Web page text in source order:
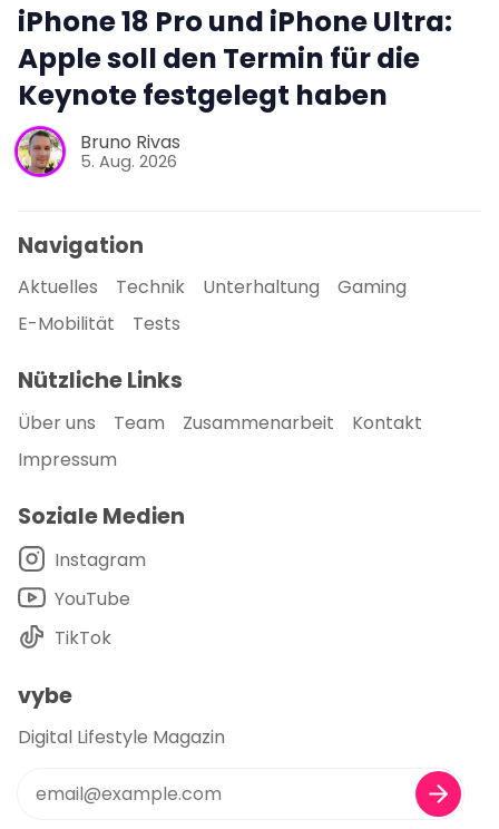
iPhone 18 Pro und iPhone Ultra:
Apple soll den Termin für die
Keynote festgelegt haben
Bruno Rivas
5. Aug. 2026
Navigation
Aktuelles Technik Unterhaltung
Gaming
E-Mobilität
Tests
Nützliche Links
Über uns Team Zusammenarbeit
Kontakt
Impressum
Soziale Medien
Instagram
YouTube
TikTok
vybe
Digital Lifestyle Magazin